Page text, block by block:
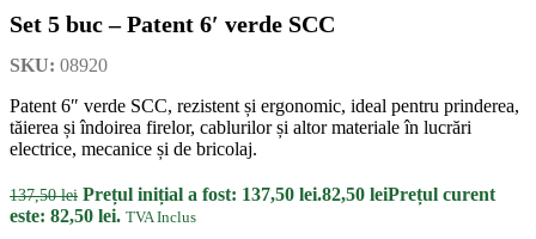
Set 5 buc – Patent 6′ verde SCC
SKU: 08920
Patent 6″ verde SCC, rezistent și ergonomic, ideal pentru prinderea,
tăierea și îndoirea firelor, cablurilor și altor materiale în lucrări
electrice, mecanice și de bricolaj.
137,50lei Prețul inițial a fost: 137,50 lei.82,50 leiPrețul curent
este: 82,50 lei. TVA Inclus